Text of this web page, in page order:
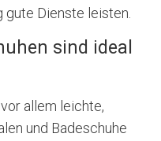
Dienste leisten.
sind ideal
allem leichte,
und Badeschuhe